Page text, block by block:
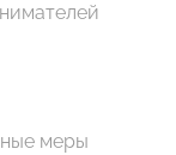
меры